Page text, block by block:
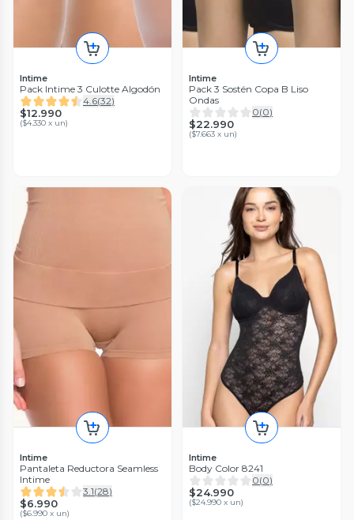
Intime
Pack Intime 3 Culotte Algodón
4.6(32)
$12.990
($4.330 x un)
Intime
Pack 3 Sostén Copa B Liso
Ondas
0(0)
$22.990
($7.663 x un)
Intime
Pantaleta Reductora Seamless
Intime
3.1(28)
$6.990
($6.990 x un)
Intime
Body Color 8241
0(0)
$24.990
($24.990 x un)